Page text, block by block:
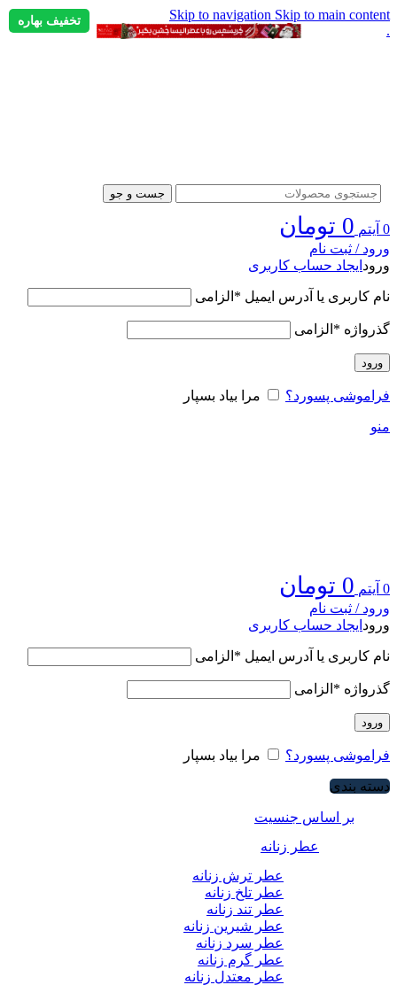
Skip to navigation Skip to main content
.
جست و جو
0 آیتم 0 تومان
ورود / ثبت نام
ورود ایجاد حساب کاربری
نام کاربری یا آدرس ایمیل * الزامی
گذرواژه * الزامی
ورود
فراموشی پسورد؟ مرا بیاد بسپار
منو
0 آیتم 0 تومان
ورود / ثبت نام
ورود ایجاد حساب کاربری
نام کاربری یا آدرس ایمیل * الزامی
گذرواژه * الزامی
ورود
فراموشی پسورد؟ مرا بیاد بسپار
دسته بندی
بر اساس جنسیت
عطر زنانه
عطر ترش زنانه
عطر تلخ زنانه
عطر تند زنانه
عطر شیرین زنانه
عطر سرد زنانه
عطر گرم زنانه
عطر معتدل زنانه
تخفیف بهاره